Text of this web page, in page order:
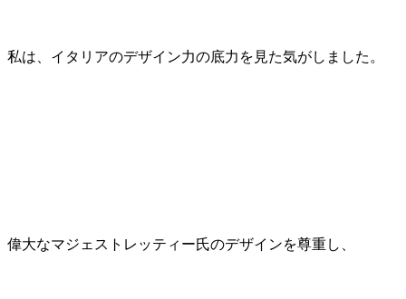
私は、イタリアのデザイン力の底力を見た気がしました。
偉大なマジェストレッティー氏のデザインを尊重し、